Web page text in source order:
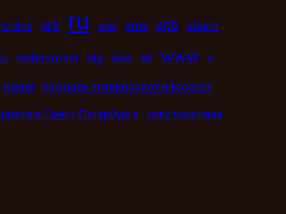
online pro ru seo sms spb steam
technorosst utp was wi www x
кухни
продать антиквариат в Москве
в Санкт-Петербурге сплит-система